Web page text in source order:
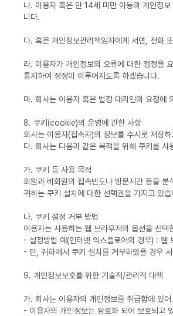
나. 이용자 혹은 만 14세 미만 아동의 개인정
니다.
다. 혹은 개인정보관리책임자에게 서면, 전화
라. 이용자가 개인정보의 오류에 대한 정정을
통지하여 정정이 이루어지도록 하겠습니다.
마. 회사는 이용자 혹은 법정 대리인의 요청에
8. 쿠키(cookie)의 운영에 관한 사항
회사는 이용자(접속자)의 정보를 수시로 저장
다. 회사는 다음과 같은 목적을 위해 쿠키를 사
가. 쿠키 등 사용 목적
회원과 비회원의 접속빈도나 방문시간 등을
귀하는 쿠키 설치에 대한 선택권을 가지고 있
나. 쿠키 설정 거부 방법
이용자는 사용하는 웹 브라우저의 옵션을 선
- 설정방법 예(인터넷 익스플로어의 경우) :
- 단, 귀하께서 쿠키 설치를 거부하였을 경우
9. 개인정보보호를 위한 기술적/관리적 대책
가. 회사는 이용자의 개인정보를 취급함에 있
- 이용자의 개인정보는 암호화 되어 보호되고